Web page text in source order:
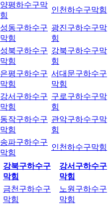
양평하수구막
힘
인천하수구막힘
성동구하수구
막힘
광진구하수구막
힘
성북구하수구
막힘
강북구하수구막
힘
은평구하수구
막힘
서대문구하수구
막힘
강서구하수구
막힘
구로구하수구막
힘
동작구하수구
막힘
관악구하수구막
힘
송파구하수구
막힘
인천하수구막힘
강북구하수구
막힘
강서구하수구
막힘
금천구하수구
막힘
노원구하수구
막힘